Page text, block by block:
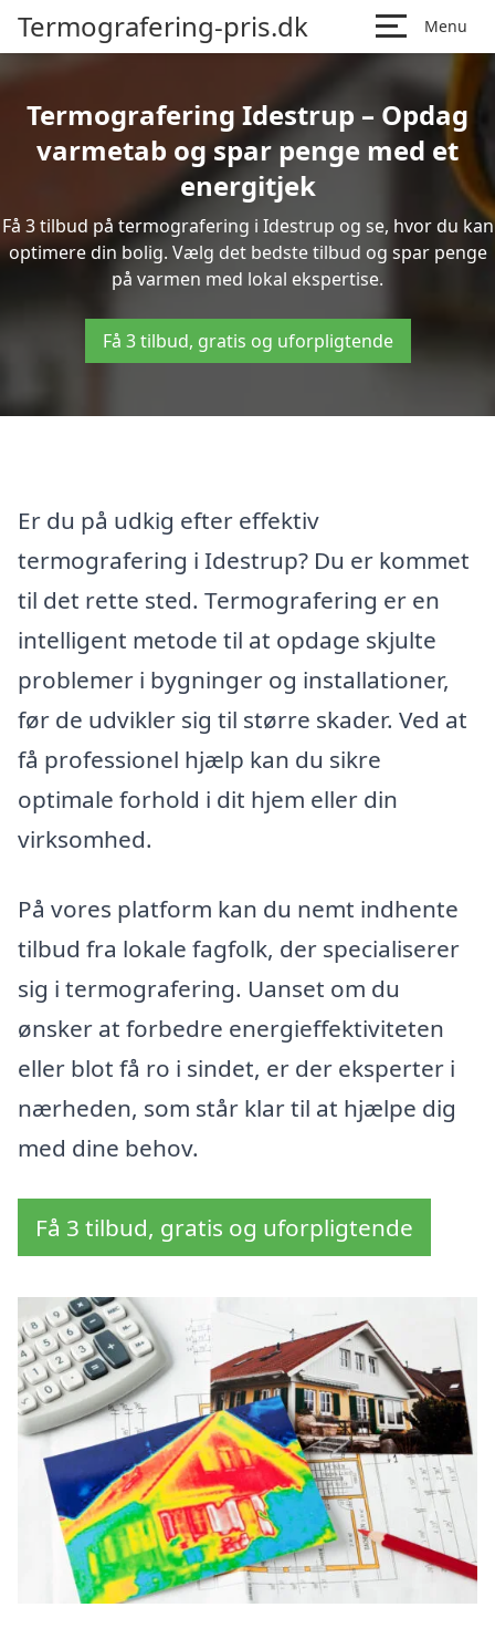
Termografering-pris.dk Menu
Termografering Idestrup – Opdag
varmetab og spar penge med et
energitjek
Få 3 tilbud på termografering i Idestrup og se, hvor du kan
optimere din bolig. Vælg det bedste tilbud og spar penge
på varmen med lokal ekspertise.
Få 3 tilbud, gratis og uforpligtende
Er du på udkig efter effektiv
termografering i Idestrup? Du er kommet
til det rette sted. Termografering er en
intelligent metode til at opdage skjulte
problemer i bygninger og installationer,
før de udvikler sig til større skader. Ved at
få professionel hjælp kan du sikre
optimale forhold i dit hjem eller din
virksomhed.
På vores platform kan du nemt indhente
tilbud fra lokale fagfolk, der specialiserer
sig i termografering. Uanset om du
ønsker at forbedre energieffektiviteten
eller blot få ro i sindet, er der eksperter i
nærheden, som står klar til at hjælpe dig
med dine behov.
Få 3 tilbud, gratis og uforpligtende